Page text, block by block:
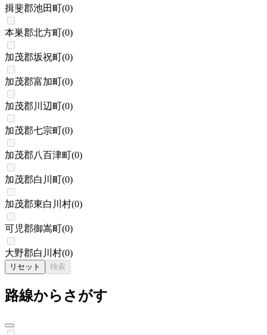
揖斐郡池田町(0)
本巣郡北方町(0)
加茂郡坂祝町(0)
加茂郡富加町(0)
加茂郡川辺町(0)
加茂郡七宗町(0)
加茂郡八百津町(0)
加茂郡白川町(0)
加茂郡東白川村(0)
可児郡御嵩町(0)
大野郡白川村(0)
リセット 検索
路線からさがす